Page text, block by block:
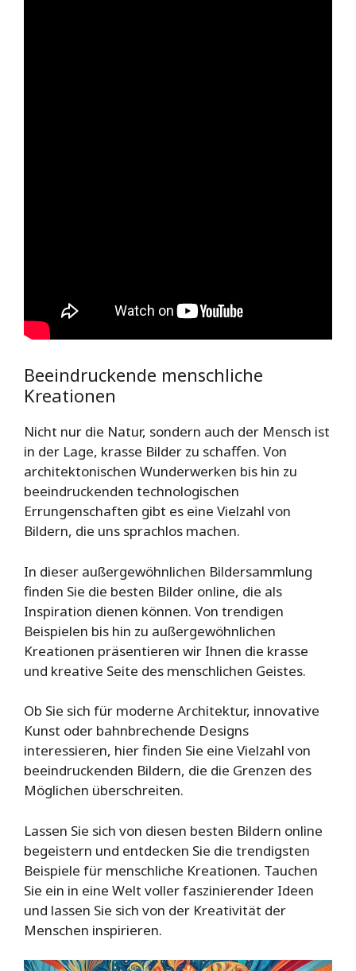
Beeindruckende menschliche
Kreationen
Nicht nur die Natur, sondern auch der Mensch ist
in der Lage, krasse Bilder zu schaffen. Von
architektonischen Wunderwerken bis hin zu
beeindruckenden technologischen
Errungenschaften gibt es eine Vielzahl von
Bildern, die uns sprachlos machen.
In dieser außergewöhnlichen Bildersammlung
finden Sie die besten Bilder online, die als
Inspiration dienen können. Von trendigen
Beispielen bis hin zu außergewöhnlichen
Kreationen präsentieren wir Ihnen die krasse
und kreative Seite des menschlichen Geistes.
Ob Sie sich für moderne Architektur, innovative
Kunst oder bahnbrechende Designs
interessieren, hier finden Sie eine Vielzahl von
beeindruckenden Bildern, die die Grenzen des
Möglichen überschreiten.
Lassen Sie sich von diesen besten Bildern online
begeistern und entdecken Sie die trendigsten
Beispiele für menschliche Kreationen. Tauchen
Sie ein in eine Welt voller faszinierender Ideen
und lassen Sie sich von der Kreativität der
Menschen inspirieren.